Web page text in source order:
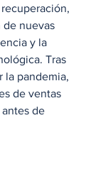
de nuevas
y la
Tras
la pandemia,
de ventas
de